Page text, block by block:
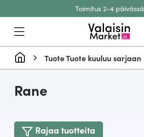
Toimitus 2-4 päivässä
Siirry sisältöön
Tuote Tuote kuuluu sarjaan
Rane
Rajaa tuotteita